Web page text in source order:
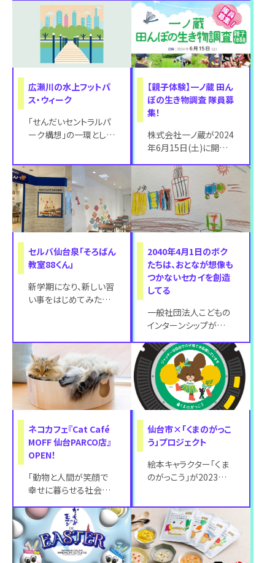
ロンティアが、『子ども
達に安心して夏祭
のための支援ガイドブッ
ク～仙台版～」
広瀬川の水上フットパ
ス・ウィーク
「せんだいセントラルパ
ーク構想」の一環とし
日間にわ
【親⼦体験】⼀ノ蔵 ⽥ん
ぼの⽣き物調査 隊員募
集！
株式会社⼀ノ蔵が2024
年6⽉15⽇(⼟)に開催
⽣き物調査」の隊員募
集を開始し
セルバ仙台泉「そろばん
教室88くん」
新学期になり、新しい習
い事をはじめてみたい
2040年4月1日のボク
たちは、おとなが想像も
つかないセカイを創造
してる
一般社団法人こどもの
インターンシップが
したこどもたちの夢プロ
ジェクトの記事を
ネコカフェ『Cat Café
MOFF 仙台PARCO店』
OPEN！
「動物と人間が笑顔で
幸せに暮らせる社会の
屋内型動物園およびア
ニマルカフェ、ネコ
仙台市×「くまのがっこ
う」プロジェクト
絵本キャラクター「くま
のがっこう」が2023年9
ジェクト